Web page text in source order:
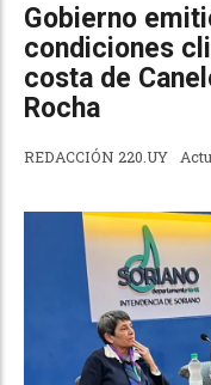
Gobierno
condiciones
costa de
Rocha
REDACCIÓN 220.UY